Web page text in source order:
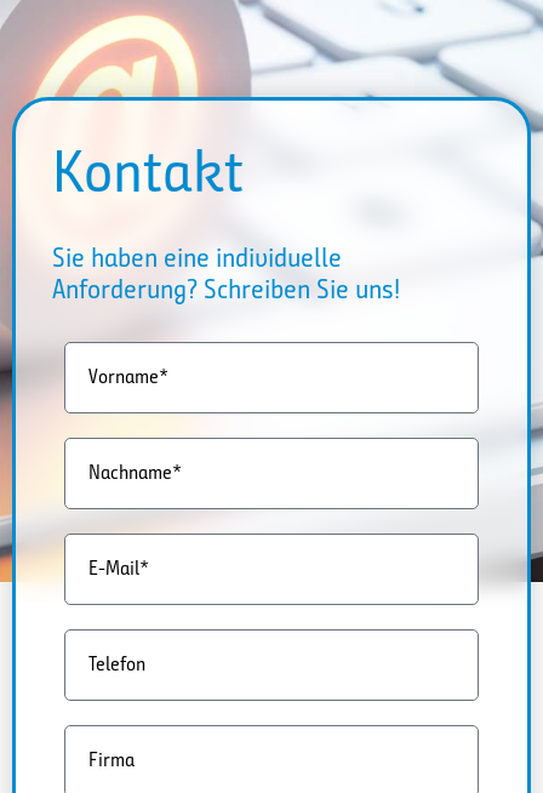
Kontakt
Sie haben eine individuelle
Anforderung? Schreiben Sie uns!
Vorname*
Nachname*
E-Mail*
Telefon
Firma